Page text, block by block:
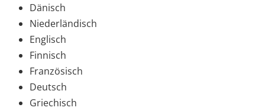
Dänisch
Niederländisch
Englisch
Finnisch
Französisch
Deutsch
Griechisch